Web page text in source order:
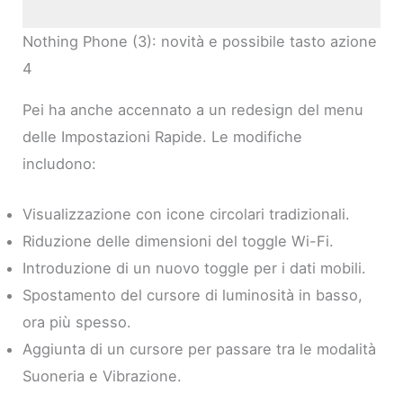
Nothing Phone (3): novità e possibile tasto azione
4
Pei ha anche accennato a un redesign del menu
delle Impostazioni Rapide. Le modifiche
includono:
Visualizzazione con icone circolari tradizionali.
Riduzione delle dimensioni del toggle Wi-Fi.
Introduzione di un nuovo toggle per i dati mobili.
Spostamento del cursore di luminosità in basso,
ora più spesso.
Aggiunta di un cursore per passare tra le modalità
Suoneria e Vibrazione.